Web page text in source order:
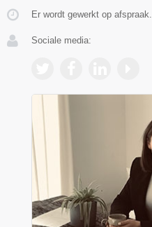
Er wordt gewerkt op afspraak.
Sociale media: